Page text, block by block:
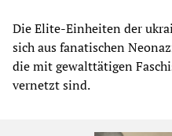
Die Elite-Einheiten der
sich aus fanatischen
die mit gewalttätigen
vernetzt sind.